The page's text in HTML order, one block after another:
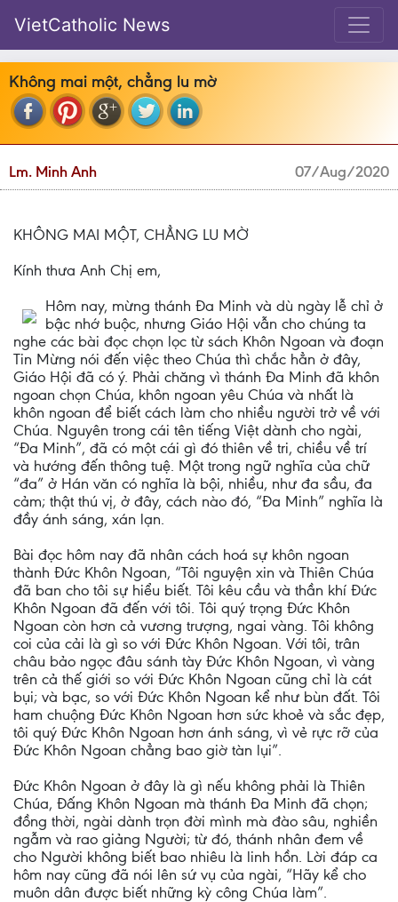
VietCatholic News
Không mai một, chẳng lu mờ
Lm. Minh Anh 07/Aug/2020
KHÔNG MAI MỘT, CHẲNG LU MỜ
Kính thưa Anh Chị em,
Hôm nay, mừng thánh Đa Minh và dù ngày lễ chỉ ở
bậc nhớ buộc, nhưng Giáo Hội vẫn cho chúng ta
nghe các bài đọc chọn lọc từ sách Khôn Ngoan và đoạn
Tin Mừng nói đến việc theo Chúa thì chắc hẳn ở đây,
Giáo Hội đã có ý. Phải chăng vì thánh Đa Minh đã khôn
ngoan chọn Chúa, khôn ngoan yêu Chúa và nhất là
khôn ngoan để biết cách làm cho nhiều người trở về với
Chúa. Nguyên trong cái tên tiếng Việt dành cho ngài,
“Đa Minh”, đã có một cái gì đó thiên về tri, chiều về trí
và hướng đến thông tuệ. Một trong ngữ nghĩa của chữ
“đa” ở Hán văn có nghĩa là bội, nhiều, như đa sầu, đa
cảm; thật thú vị, ở đây, cách nào đó, “Đa Minh” nghĩa là
đầy ánh sáng, xán lạn.
Bài đọc hôm nay đã nhân cách hoá sự khôn ngoan
thành Đức Khôn Ngoan, “Tôi nguyện xin và Thiên Chúa
đã ban cho tôi sự hiểu biết. Tôi kêu cầu và thần khí Đức
Khôn Ngoan đã đến với tôi. Tôi quý trọng Đức Khôn
Ngoan còn hơn cả vương trượng, ngai vàng. Tôi không
coi của cải là gì so với Đức Khôn Ngoan. Với tôi, trân
châu bảo ngọc đâu sánh tày Đức Khôn Ngoan, vì vàng
trên cả thế giới so với Đức Khôn Ngoan cũng chỉ là cát
bụi; và bạc, so với Đức Khôn Ngoan kể như bùn đất. Tôi
ham chuộng Đức Khôn Ngoan hơn sức khoẻ và sắc đẹp,
tôi quý Đức Khôn Ngoan hơn ánh sáng, vì vẻ rực rỡ của
Đức Khôn Ngoan chẳng bao giờ tàn lụi”.
Đức Khôn Ngoan ở đây là gì nếu không phải là Thiên
Chúa, Đấng Khôn Ngoan mà thánh Đa Minh đã chọn;
đồng thời, ngài dành trọn đời mình mà đào sâu, nghiền
ngẫm và rao giảng Người; từ đó, thánh nhân đem về
cho Người không biết bao nhiêu là linh hồn. Lời đáp ca
hôm nay cũng đã nói lên sứ vụ của ngài, “Hãy kể cho
muôn dân được biết những kỳ công Chúa làm”.